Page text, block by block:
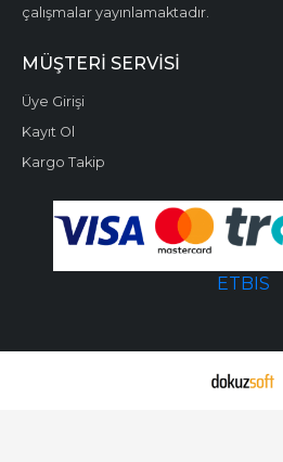
çalışmalar yayınlamaktadır.
MÜŞTERI SERVISI
Üye Girişi
Kayıt Ol
Kargo Takip
ETBIS